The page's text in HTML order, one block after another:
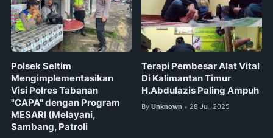
Polsek Seltim
Mengimplementasikan
Visi Polres Tabanan
"CAPA" dengan Program
MESARI (Melayani,
Sambang, Patroli
Terapi Pembesar Alat Vital
Di Kalimantan Timur
H.Abdulazis Paling Ampuh
By Unknown • 28 Jul, 2025